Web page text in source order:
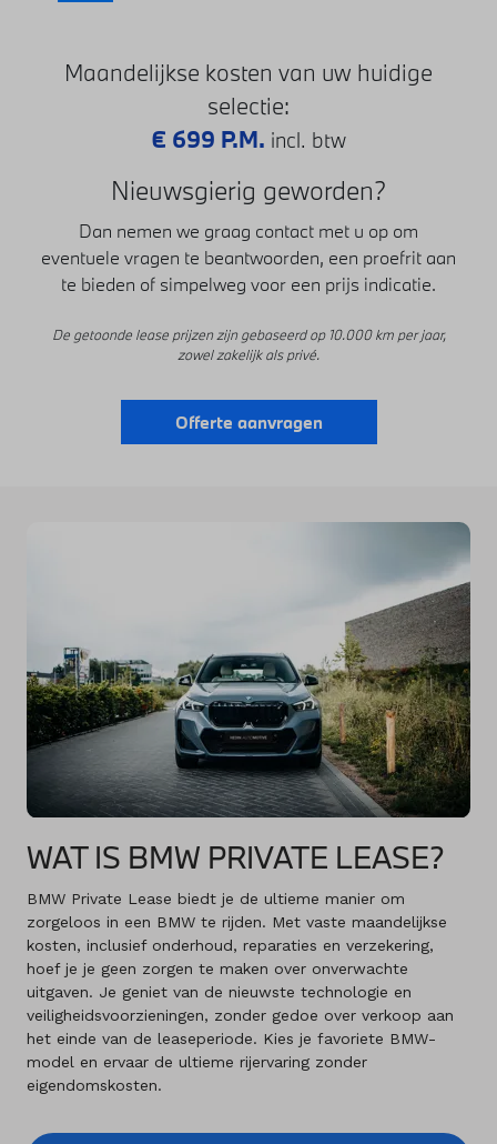
WAT IS BMW PRIVATE LEASE?
BMW Private Lease biedt je de ultieme manier om
zorgeloos in een BMW te rijden. Met vaste maandelijkse
kosten, inclusief onderhoud, reparaties en verzekering,
hoef je je geen zorgen te maken over onverwachte
uitgaven. Je geniet van de nieuwste technologie en
veiligheidsvoorzieningen, zonder gedoe over verkoop aan
het einde van de leaseperiode. Kies je favoriete BMW-
model en ervaar de ultieme rijervaring zonder
eigendomskosten.